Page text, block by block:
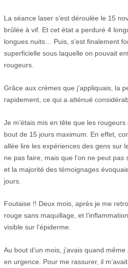
La séance laser s’est déroulée le 15
brûlée à vif. Et cet état a perduré 4
longues nuits… Puis, s’est finalement
superficielle sous laquelle on pouvait
rougeurs.
Grâce aux crèmes que j’appliquais, la
rapidement, ce qui a atténué
Je m’étais mis en tête que les
bout de 15 jours maximum. En effet,
allée lire les expériences des gens sur
ne pas faire, mais que l’on ne peut pas
et la majorité des témoignages
jours.
Foutaise !! Deux mois, après je me
rouge sans maquillage, et
visible sur l’épiderme.
Au bout d’un mois, j’avais quand
en urgence. Pour me rassurer, il